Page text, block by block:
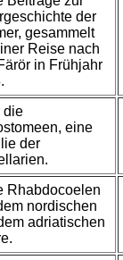
der
gesammelt
Reise nach
in Frühjahr
die
eine
der
Rhabdocoelen
nordischen
adriatischen